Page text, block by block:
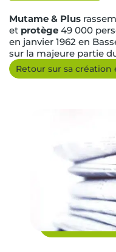
Mutame & Plus
et protège 49 000
en janvier 1962 en
sur la majeure partie
Retour sur sa